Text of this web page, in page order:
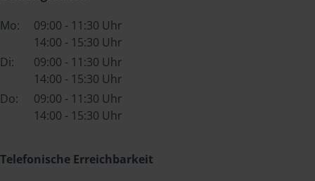
Mo:
09:00 - 11:30 Uhr
14:00 - 15:30 Uhr
Di:
09:00 - 11:30 Uhr
14:00 - 15:30 Uhr
Do:
09:00 - 11:30 Uhr
14:00 - 15:30 Uhr
Telefonische Erreichbarkeit